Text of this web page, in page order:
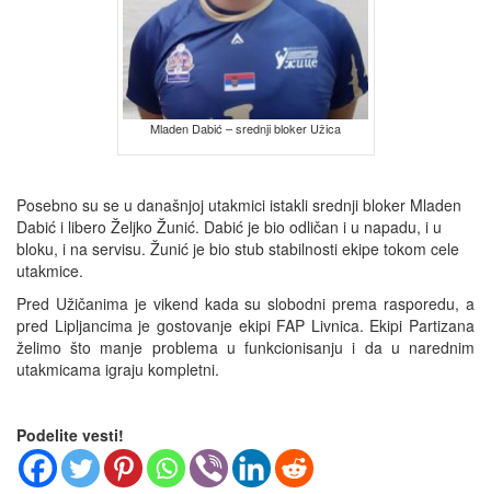
Mladen Dabić – srednji bloker Užica
Posebno su se u današnjoj utakmici istakli srednji bloker Mladen
Dabić i libero Željko Žunić. Dabić je bio odličan i u napadu, i u
bloku, i na servisu. Žunić je bio stub stabilnosti ekipe tokom cele
utakmice.
Pred Užičanima je vikend kada su slobodni prema rasporedu, a
pred Lipljancima je gostovanje ekipi FAP Livnica. Ekipi Partizana
želimo što manje problema u funkcionisanju i da u narednim
utakmicama igraju kompletni.
Podelite vesti!